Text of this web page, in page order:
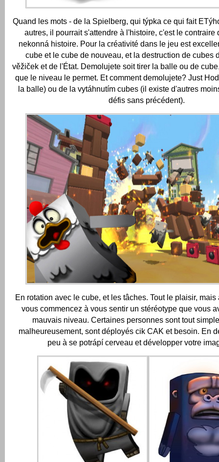
Quand les mots - de la Spielberg, qui týpka ce qui fait
autres, il pourrait s'attendre à l'histoire, c'est le contraire
nekonná histoire. Pour la créativité dans le jeu est
cube et le cube de nouveau, et la destruction de cubes
věžiček et de l'État. Demolujete soit tirer la balle ou de
que le niveau le permet. Et comment demolujete? Just
la balle) ou de la vytáhnutím cubes (il existe d'autres
défis sans précédent).
En rotation avec le cube, et les tâches. Tout le plaisir,
vous commencez à vous sentir un stéréotype que vous
mauvais niveau. Certaines personnes sont tout
malheureusement, sont déployés cik CAK et besoin. En
peu à se potrápí cerveau et développer votre